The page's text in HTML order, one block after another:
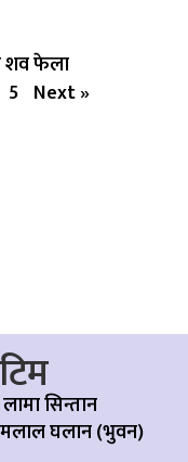
शव फेला
5 Next »
सिन्तान
घलान (भुवन)